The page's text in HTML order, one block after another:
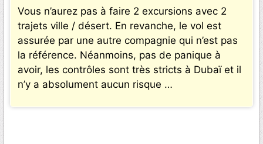
Vous n’aurez pas à faire 2 excursions avec 2
trajets ville / désert. En revanche, le vol est
assurée par une autre compagnie qui n’est pas
la référence. Néanmoins, pas de panique à
avoir, les contrôles sont très stricts à Dubaï et il
n’y a absolument aucun risque …